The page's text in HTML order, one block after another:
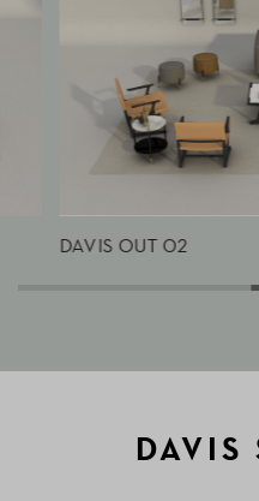
DAVIS OUT 02
DAVIS